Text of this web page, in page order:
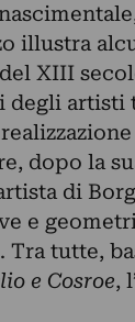
illustra
del XIII
degli artisti
dopo la
di
e
tutte,
e Cosroe,